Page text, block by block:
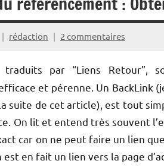
rédaction 2 commentaires
, traduits par “Liens Retour”,
et pérenne. Un BackLink
suite de cet article), est tout
On lit et entend très souvent
car on ne peut faire un lien
en fait un lien vers la page